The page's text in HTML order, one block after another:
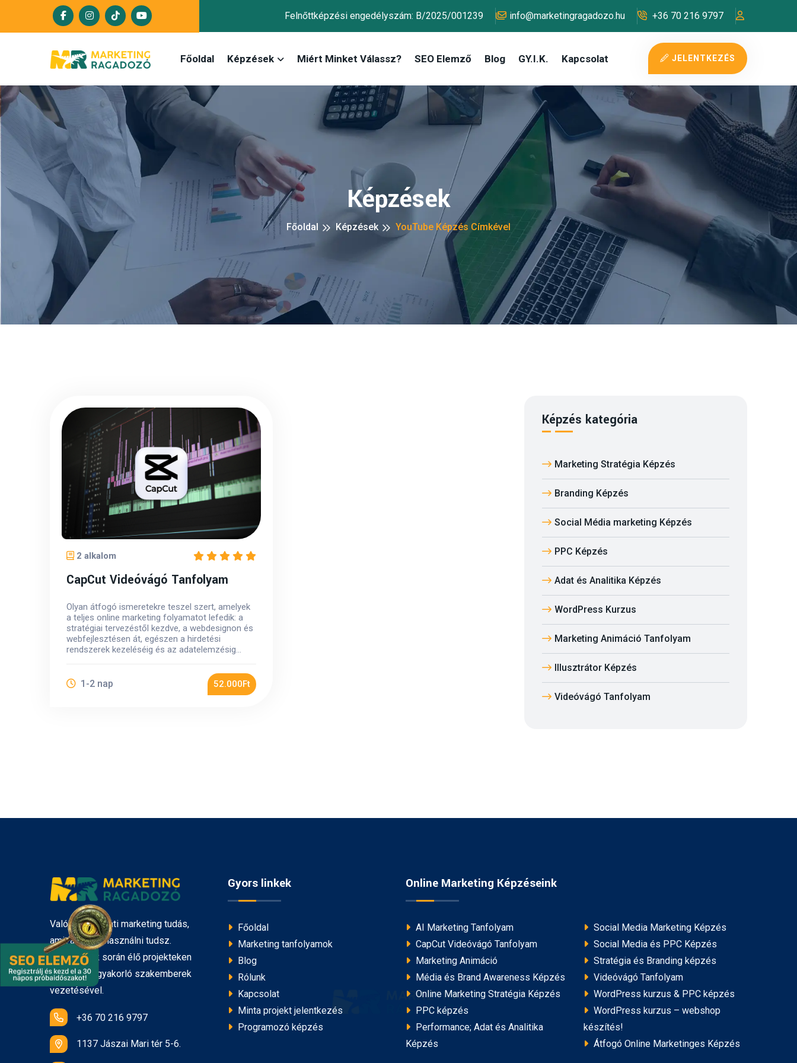
Felnőttképzési engedélyszám: B/2025/001239 info@marketingragadozo.hu +36 70 216 9797
Főoldal Képzések Miért Minket Válassz? SEO Elemző Blog GY.I.K. Kapcsolat JELENTKEZÉS
Képzések
Főoldal Képzések YouTube Képzés Címkével
2 alkalom
CapCut Videóvágó Tanfolyam
Olyan átfogó ismeretekre teszel szert, amelyek
a teljes online marketing folyamatot lefedik: a
stratégiai tervezéstől kezdve, a webdesignon és
webfejlesztésen át, egészen a hirdetési
rendszerek kezeléséig és az adatelemzésig...
1-2 nap 52.000Ft
Képzés kategória
Marketing Stratégia Képzés
Branding Képzés
Social Média marketing Képzés
PPC Képzés
Adat és Analitika Képzés
WordPress Kurzus
Marketing Animáció Tanfolyam
Illusztrátor Képzés
Videóvágó Tanfolyam
Valódi gyakorlati marketing tudás,
amit azonnal használni tudsz.
Képzéseink során élő projekteken
tanulhatsz, gyakorló szakemberek
vezetésével.
+36 70 216 9797
1137 Jászai Mari tér 5-6.
Gyors linkek
Főoldal
Marketing tanfolyamok
Blog
Rólunk
Kapcsolat
Minta projekt jelentkezés
Programozó képzés
Online Marketing Képzéseink
AI Marketing Tanfolyam
CapCut Videóvágó Tanfolyam
Marketing Animáció
Média és Brand Awareness Képzés
Online Marketing Stratégia Képzés
PPC képzés
Performance; Adat és Analitika
Képzés
Social Media Marketing Képzés
Social Media és PPC Képzés
Stratégia és Branding képzés
Videóvágó Tanfolyam
WordPress kurzus & PPC képzés
WordPress kurzus – webshop
készítés!
Átfogó Online Marketinges Képzés